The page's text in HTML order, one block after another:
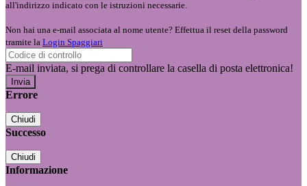
all'indirizzo indicato con le istruzioni necessarie.
Non hai una e-mail associata al nome utente? Effettua il reset della password
tramite la Login Spaggiari
E-mail inviata, si prega di controllare la casella di posta elettronica!
Errore
Chiudi
Successo
Chiudi
Informazione